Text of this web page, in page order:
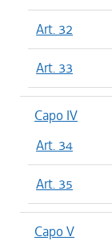
Art. 32
Art. 33
Capo IV
Art. 34
Art. 35
Capo V